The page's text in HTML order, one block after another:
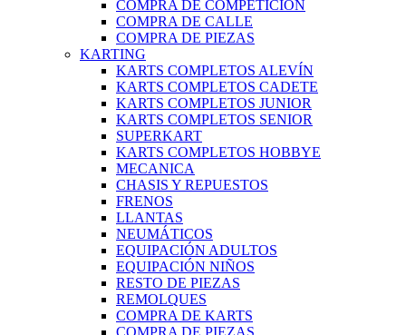
COMPRA DE COMPETICIÓN
COMPRA DE CALLE
COMPRA DE PIEZAS
KARTING
KARTS COMPLETOS ALEVÍN
KARTS COMPLETOS CADETE
KARTS COMPLETOS JUNIOR
KARTS COMPLETOS SENIOR
SUPERKART
KARTS COMPLETOS HOBBYE
MECANICA
CHASIS Y REPUESTOS
FRENOS
LLANTAS
NEUMÁTICOS
EQUIPACIÓN ADULTOS
EQUIPACIÓN NIÑOS
RESTO DE PIEZAS
REMOLQUES
COMPRA DE KARTS
COMPRA DE PIEZAS